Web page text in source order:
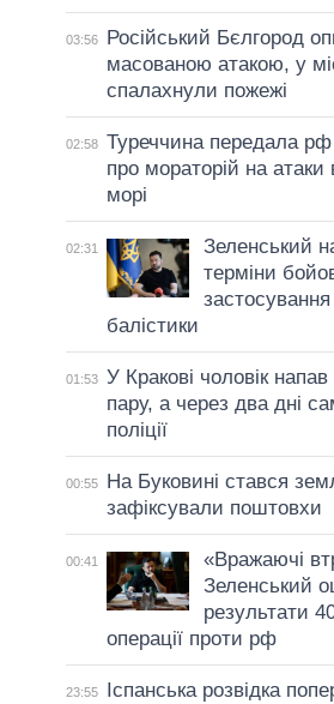
03:56
Російський Бєлгород
масованою атакою, у
спалахнули пожежі
02:58 Туреччина передала
про мораторій на
морі
02:31
Зеленський
терміни
застосування
балістики
01:53 У Кракові чоловік напав
пару, а через два дні
поліції
00:55
На Буковині стався
зафіксували поштовхи
00:41
«Вражаючі
Зеленський
результати
операції проти рф
23:55
Іспанська розвідка